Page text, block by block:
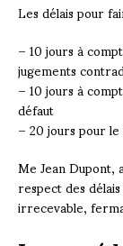
Les délais pour
– 10 jours à
jugements
– 10 jours à
défaut
– 20 jours pour
Me Jean
respect des
irrecevable,